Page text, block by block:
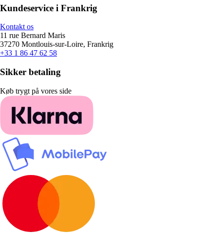
Kundeservice i Frankrig
Kontakt os
11 rue Bernard Maris
37270 Montlouis-sur-Loire, Frankrig
+33 1 86 47 62 58
Sikker betaling
Køb trygt på vores side